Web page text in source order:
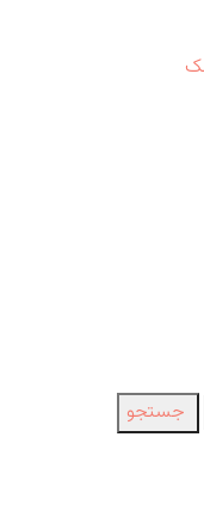
جستجو